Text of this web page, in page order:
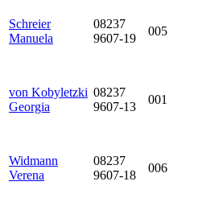
Schreier
Manuela
08237
9607-19
005
von Kobyletzki
Georgia
08237
9607-13
001
Widmann
Verena
08237
9607-18
006